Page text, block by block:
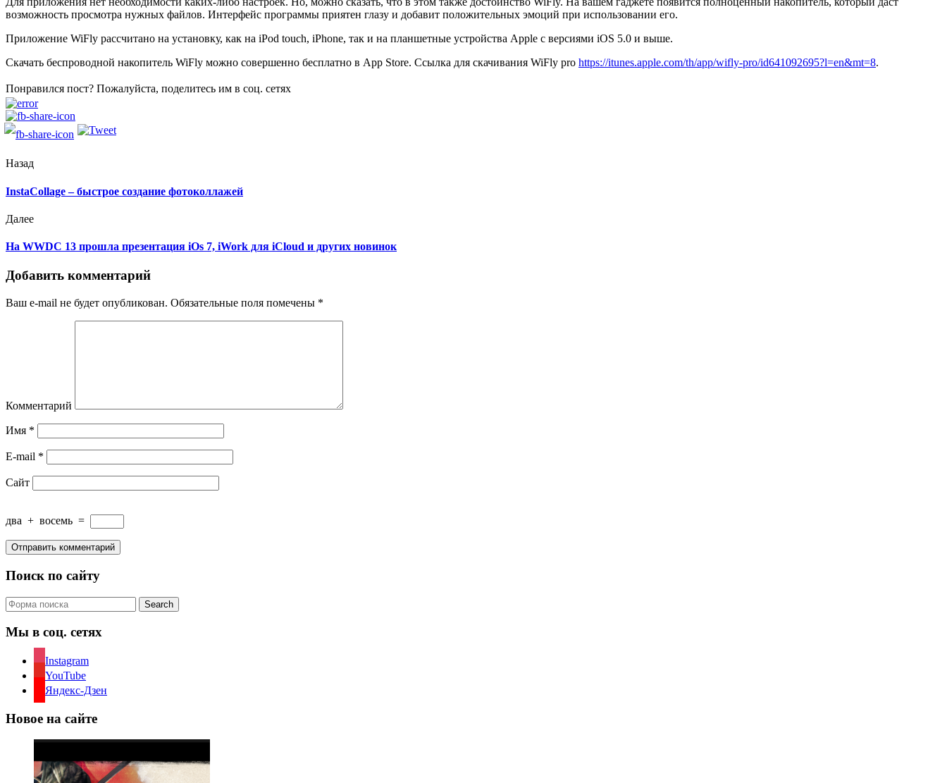
возможность просмотра нужных файлов. Интерфейс программы приятен глазу и добавит положительных эмоций при использовании его.
Приложение WiFly рассчитано на установку, как на iPod touch, iPhone, так и на планшетные устройства Apple с версиями iOS 5.0 и выше.
Скачать беспроводной накопитель WiFly можно совершенно бесплатно в App Store. Ссылка для скачивания WiFly pro https://itunes.apple.com/th/app/wifly-pro/id641092695?l=en&mt=8.
Понравился пост? Пожалуйста, поделитесь им в соц. сетях
Назад
InstaCollage – быстрое создание фотоколлажей
Далее
На WWDC 13 прошла презентация iOs 7, iWork для iCloud и других новинок
Добавить комментарий
Ваш e-mail не будет опубликован. Обязательные поля помечены *
Комментарий
Имя *
E-mail *
Сайт
два + восемь =
Поиск по сайту
Search
Мы в соц. сетях
Instagram
YouTube
Яндекс-Дзен
Новое на сайте